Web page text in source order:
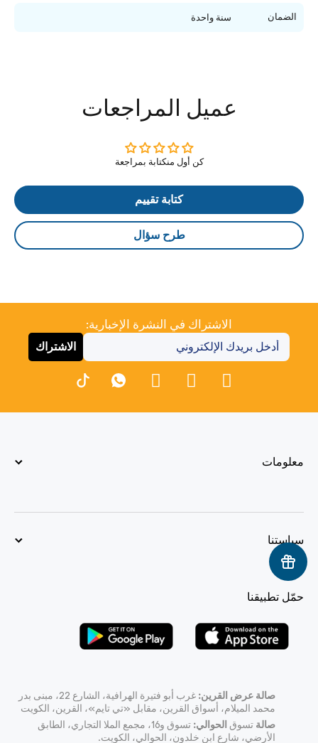
الضمان سنة واحدة
عميل المراجعات
كن أول منكتابة بمراجعة
كتابة تقييم
طرح سؤال
الاشتراك في النشرة الإخبارية:
الاشتراك
معلومات
سياستنا
حمّل تطبيقنا
صالة عرض القرين:
غرب أبو فتيرة الهرافية، الشارع 22، مبنى بدر
محمد الميلام، أسواق القرين، مقابل «تي تايم»، القرين، الكويت
صالة تسوق الحوالي:
تسوق و16، مجمع الملا التجاري، الطابق
الأرضي، شارع ابن خلدون، الحوالي، الكويت.